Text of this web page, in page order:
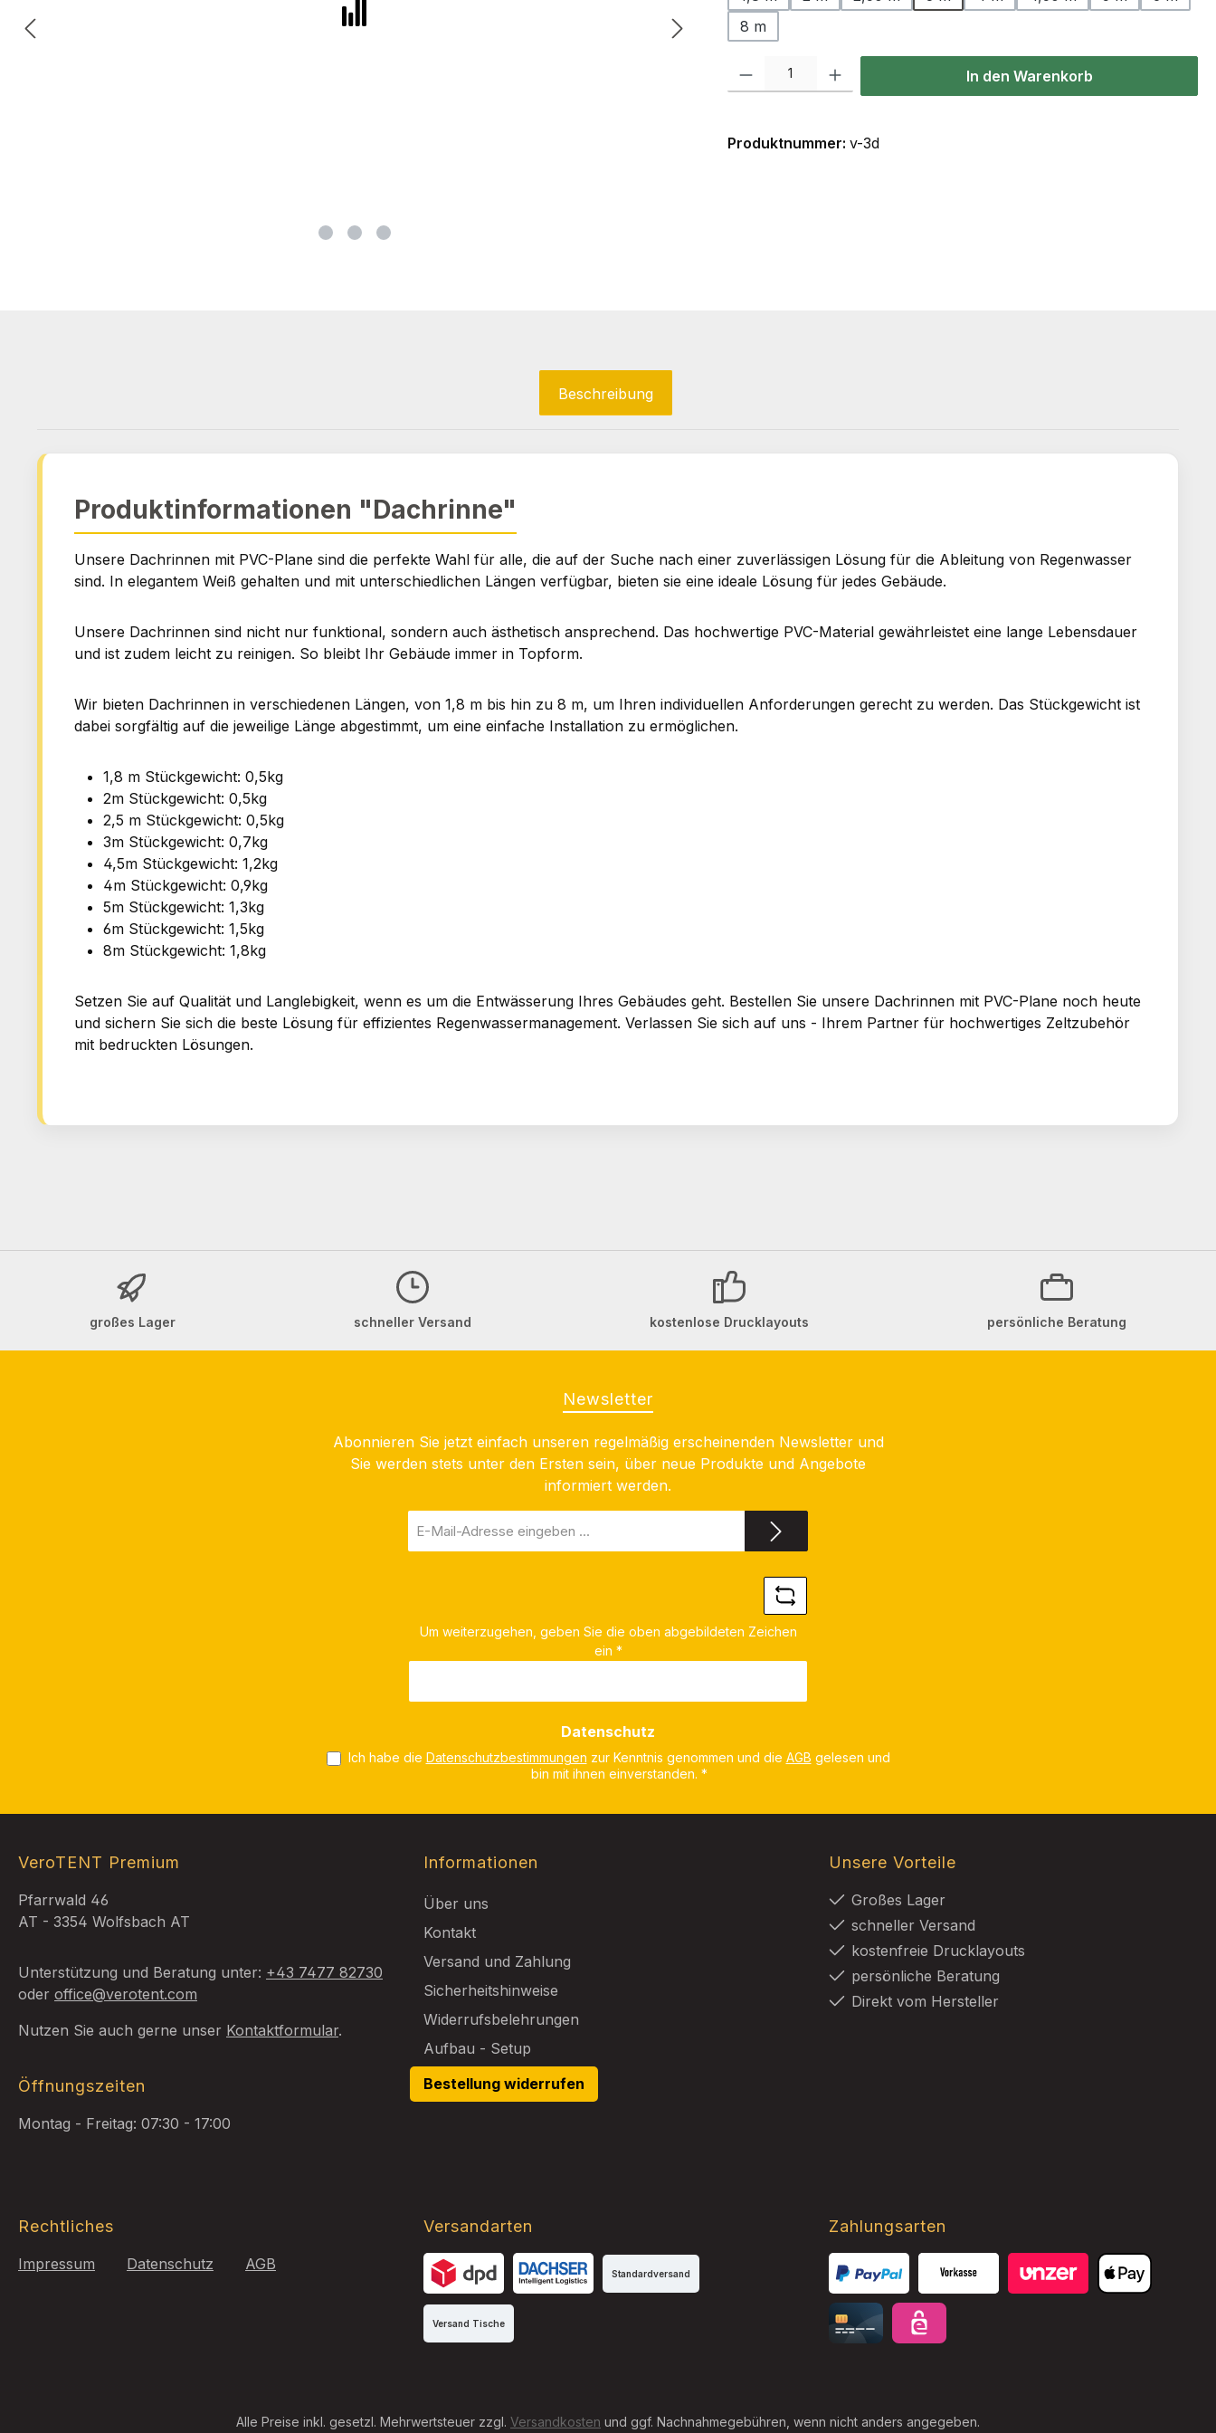
8 m
Produkt Anzahl: Gib den gewünschten Wert ein oder benutze die Schaltflächen
In den Warenkorb
Produktnummer: v-3d
Beschreibung
Produktinformationen "Dachrinne"
Unsere Dachrinnen mit PVC-Plane sind die perfekte Wahl für alle, die auf der Suche nach einer zuverlässigen Lösung für die Ableitung von Regenwasser
sind. In elegantem Weiß gehalten und mit unterschiedlichen Längen verfügbar, bieten sie eine ideale Lösung für jedes Gebäude.
Unsere Dachrinnen sind nicht nur funktional, sondern auch ästhetisch ansprechend. Das hochwertige PVC-Material gewährleistet eine lange Lebensdauer
und ist zudem leicht zu reinigen. So bleibt Ihr Gebäude immer in Topform.
Wir bieten Dachrinnen in verschiedenen Längen, von 1,8 m bis hin zu 8 m, um Ihren individuellen Anforderungen gerecht zu werden. Das Stückgewicht ist
dabei sorgfältig auf die jeweilige Länge abgestimmt, um eine einfache Installation zu ermöglichen.
1,8 m Stückgewicht: 0,5kg
2m Stückgewicht: 0,5kg
2,5 m Stückgewicht: 0,5kg
3m Stückgewicht: 0,7kg
4,5m Stückgewicht: 1,2kg
4m Stückgewicht: 0,9kg
5m Stückgewicht: 1,3kg
6m Stückgewicht: 1,5kg
8m Stückgewicht: 1,8kg
Setzen Sie auf Qualität und Langlebigkeit, wenn es um die Entwässerung Ihres Gebäudes geht. Bestellen Sie unsere Dachrinnen mit PVC-Plane noch heute
und sichern Sie sich die beste Lösung für effizientes Regenwassermanagement. Verlassen Sie sich auf uns - Ihrem Partner für hochwertiges Zeltzubehör
mit bedruckten Lösungen.
großes Lager schneller Versand kostenlose Drucklayouts persönliche Beratung
Newsletter
Abonnieren Sie jetzt einfach unseren regelmäßig erscheinenden Newsletter und
Sie werden stets unter den Ersten sein, über neue Produkte und Angebote
informiert werden.
Mail-
Um weiterzugehen, geben Sie die oben abgebildeten Zeichen
ein *
Datenschutz
Ich habe die Datenschutzbestimmungen zur Kenntnis genommen und die AGB gelesen und
bin mit ihnen einverstanden. *
VeroTENT Premium
Pfarrwald 46
AT - 3354 Wolfsbach AT
Unterstützung und Beratung unter: +43 7477 82730
oder office@verotent.com
Nutzen Sie auch gerne unser Kontaktformular.
Öffnungszeiten
Montag - Freitag: 07:30 - 17:00
Informationen
Über uns
Kontakt
Versand und Zahlung
Sicherheitshinweise
Widerrufsbelehrungen
Aufbau - Setup
Bestellung widerrufen
Unsere Vorteile
Großes Lager
schneller Versand
kostenfreie Drucklayouts
persönliche Beratung
Direkt vom Hersteller
Versandarten
Standardversand
Versand Tische
DPD DB Schenker
Zahlungsarten
Mastercard VISA
Rechtliches
Impressum Datenschutz AGB
Alle Preise inkl. gesetzl. Mehrwertsteuer zzgl. Versandkosten und ggf. Nachnahmegebühren, wenn nicht anders angegeben.